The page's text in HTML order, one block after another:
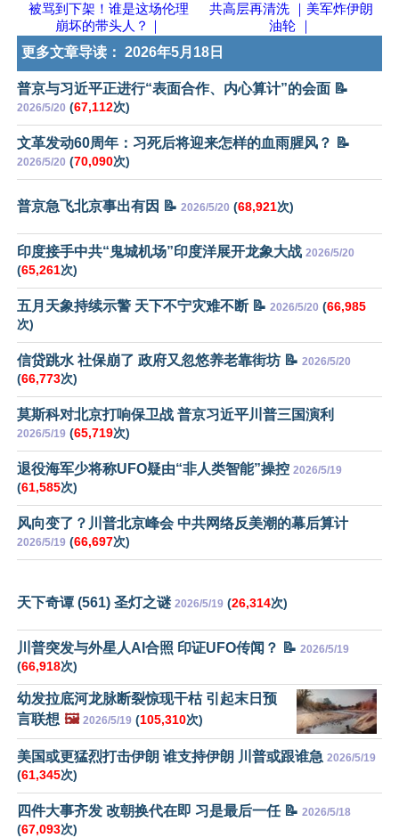
被骂到下架！谁是这场伦理
崩坏的带头人？｜
共高层再清洗 ｜美军炸伊朗
油轮 ｜
更多文章导读： 2026年5月18日
普京与习近平正进行“表面合作、内心算计”的会面 📝
2026/5/20 (67,112次)
文革发动60周年：习死后将迎来怎样的血雨腥风？ 📝
2026/5/20 (70,090次)
普京急飞北京事出有因 📝 2026/5/20 (68,921次)
印度接手中共“鬼城机场”印度洋展开龙象大战 2026/5/20
(65,261次)
五月天象持续示警 天下不宁灾难不断 📝 2026/5/20 (66,985
次)
信贷跳水 社保崩了 政府又忽悠养老靠街坊 📝 2026/5/20
(66,773次)
莫斯科对北京打响保卫战 普京习近平川普三国演利
2026/5/19 (65,719次)
退役海军少将称UFO疑由“非人类智能”操控 2026/5/19
(61,585次)
风向变了？川普北京峰会 中共网络反美潮的幕后算计
2026/5/19 (66,697次)
天下奇谭 (561) 圣灯之谜 2026/5/19 (26,314次)
川普突发与外星人AI合照 印证UFO传闻？ 📝 2026/5/19
(66,918次)
幼发拉底河龙脉断裂惊现干枯 引起末日预
言联想 🖼️ 2026/5/19 (105,310次)
美国或更猛烈打击伊朗 谁支持伊朗 川普或跟谁急 2026/5/19
(61,345次)
四件大事齐发 改朝换代在即 习是最后一任 📝 2026/5/18
(67,093次)